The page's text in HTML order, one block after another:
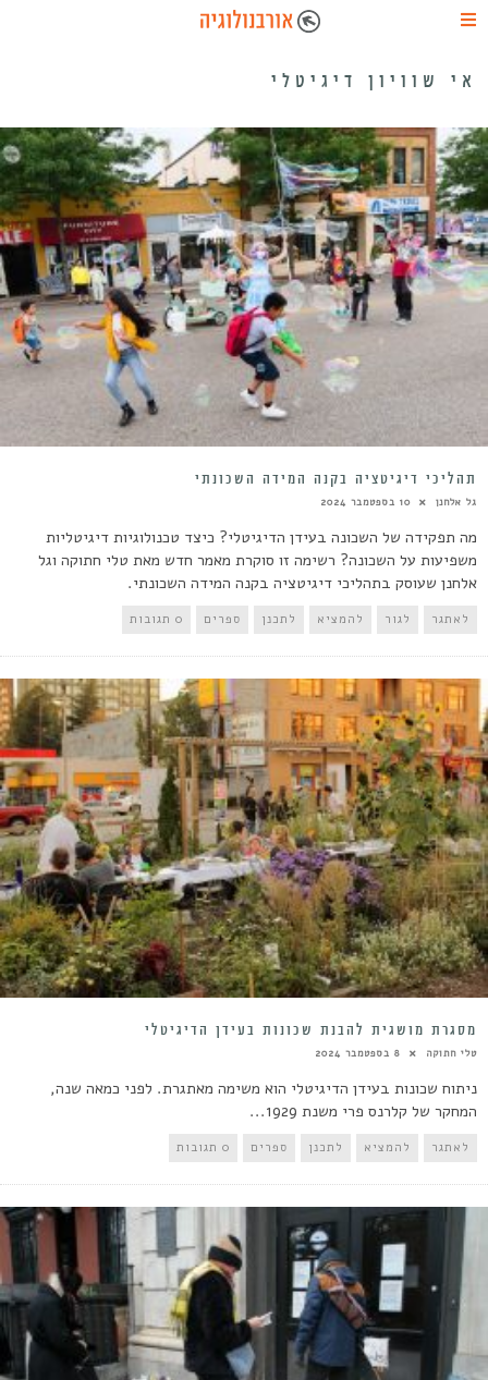
אי שוויון דיגיטלי
תהליכי דיגיטציה בקנה המידה השכונתי
גל אלחנן 10 בספטמבר 2024
מה תפקידה של השכונה בעידן הדיגיטלי? כיצד טכנולוגיות דיגיטליות
משפיעות על השכונה? רשימה זו סוקרת מאמר חדש מאת טלי חתוקה וגל
אלחנן שעוסק בתהליכי דיגיטציה בקנה המידה השכונתי.
לאתגר לגור להמציא לתכנן ספרים 0 תגובות
מסגרת מושגית להבנת שכונות בעידן הדיגיטלי
טלי חתוקה 8 בספטמבר 2024
ניתוח שכונות בעידן הדיגיטלי הוא משימה מאתגרת. לפני כמאה שנה,
המחקר של קלרנס פרי משנת 1929...
לאתגר להמציא לתכנן ספרים 0 תגובות